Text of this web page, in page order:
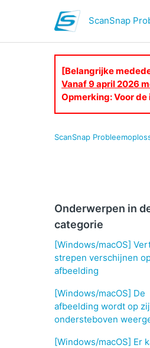
ScanSnap
[Belangrijke
Vanaf 9 april 2026
Opmerking: Voor
ScanSnap
Onderwerpen in
categorie
[Windows/macOS]
strepen verschijnen
afbeelding
[Windows/macOS] De
afbeelding wordt op
ondersteboven
[Windows/macOS] Er